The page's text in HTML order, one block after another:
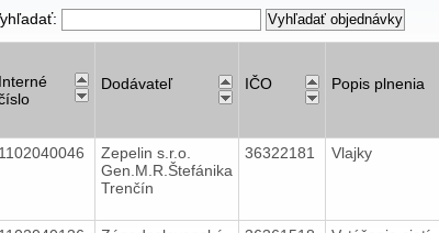
Interné
Dodávateľ IČO Popis plnenia
1102040046
Zepelin s.r.o.
Gen.M.R.Štefánika
Trenčín
36322181 Vlajky